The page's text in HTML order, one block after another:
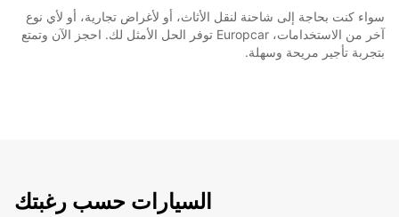
سواء كنت بحاجة إلى شاحنة لنقل الأثاث، أو لأغراض تجارية، أو لأي نوع
آخر من الاستخدامات، Europcar توفر الحل الأمثل لك. احجز الآن وتمتع
بتجربة تأجير مريحة وسهلة.
السيارات حسب رغبتك